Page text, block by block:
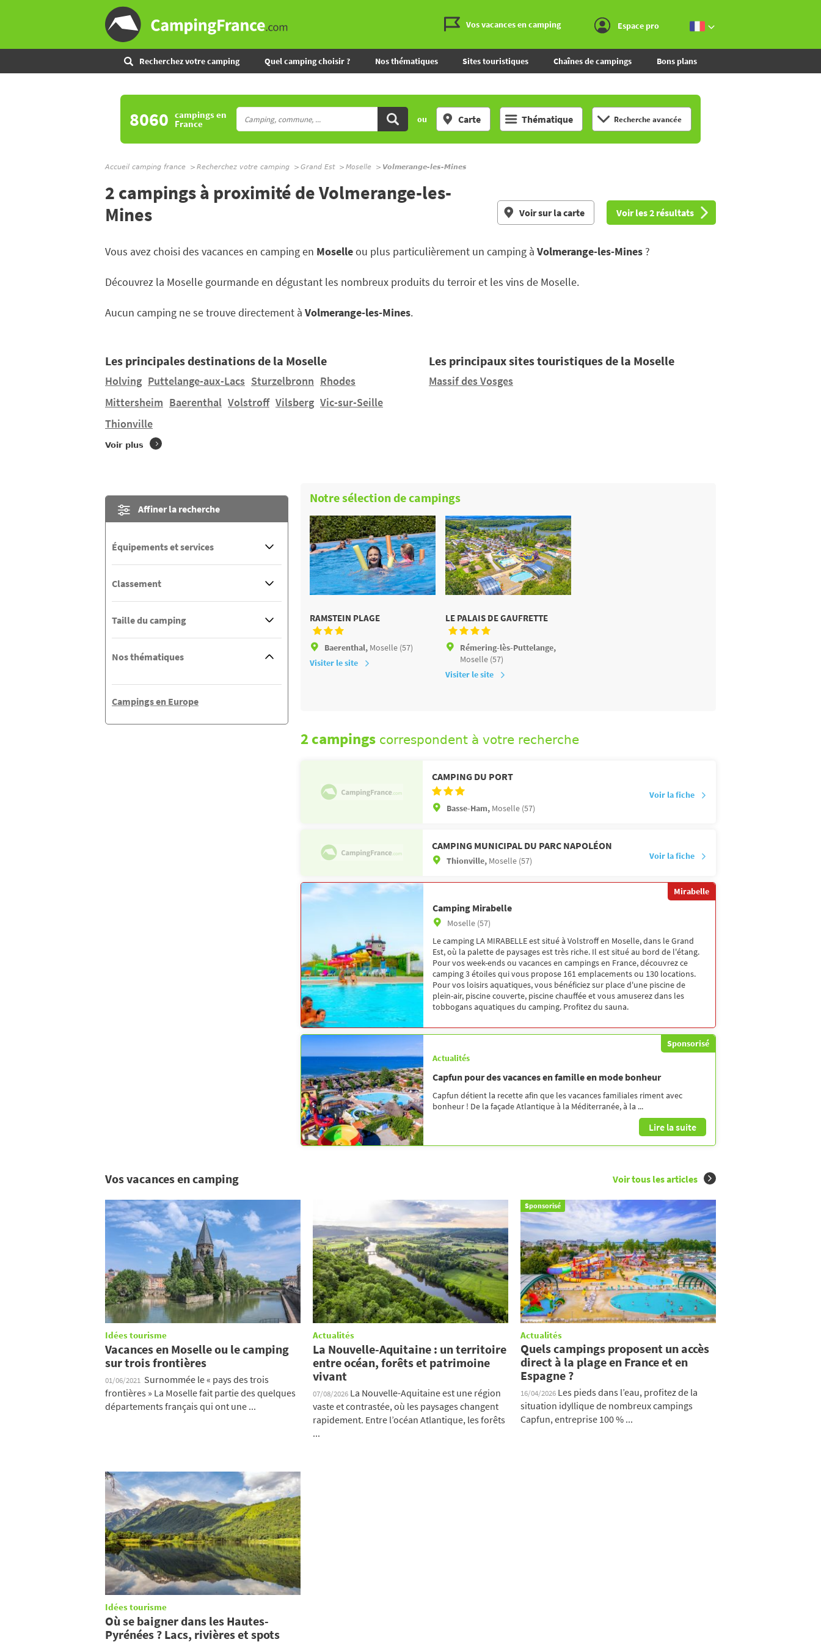
Vos vacances en camping Espace pro
Recherchez votre camping Quel camping choisir ? Nos thématiques Sites touristiques Chaînes de campings Bons plans
8060 campingsen
France ou Carte Thématique Recherche avancée
Accueil camping france Recherchez votre camping Grand Est Moselle Volmerange-les-Mines
2 campings à proximité de Volmerange-les-
Mines
Voir sur la carte Voir les 2 résultats
Vous avez choisi des vacances en camping en Moselleou plus particulièrement un camping à Volmerange-les-Mines ?
Découvrez la Moselle gourmande en dégustant les nombreux produits du terroir et les vins de Moselle.
Aucun camping ne se trouve directement à Volmerange-les-Mines.
Les principales destinations de la Moselle
Holving Puttelange-aux-Lacs Sturzelbronn Rhodes
Mittersheim Baerenthal Volstroff Vilsberg Vic-sur-Seille
Thionville
Voir plus
Les principaux sites touristiques de la Moselle
Massif des Vosges
Affiner la recherche
Équipements et services
Classement
Taille du camping
Nos thématiques
Campings en Europe
Notre sélection de campings
RAMSTEIN PLAGE
Baerenthal, Moselle (57)
Visiter le site
LE PALAIS DE GAUFRETTE
Rémering-lès-Puttelange,
Moselle (57)
Visiter le site
2 campings correspondent à votre recherche
CAMPING DU PORT
Basse-Ham, Moselle (57)
Voir la fiche
CAMPING MUNICIPAL DU PARC NAPOLÉON
Thionville, Moselle (57) Voir la fiche
Mirabelle
Camping Mirabelle
Moselle (57)
Le camping LA MIRABELLE est situé à Volstroff en Moselle, dans le Grand
Est, où la palette de paysages est très riche. Il est situé au bord de l'étang.
Pour vos week-ends ou vacances en campings en France, découvrez ce
camping 3 étoiles qui vous propose 161 emplacements ou 130 locations.
Pour vos loisirs aquatiques, vous bénéficiez sur place d'une piscine de
plein-air, piscine couverte, piscine chauffée et vous amuserez dans les
tobbogans aquatiques du camping. Profitez du sauna.
Sponsorisé
Actualités
Capfun pour des vacances en famille en mode bonheur
Capfun détient la recette afin que les vacances familiales riment avec
bonheur ! De la façade Atlantique à la Méditerranée, à la ...
Lire la suite
Vos vacances en camping Voir tous les articles
Idées tourisme
Vacances en Moselle ou le camping
sur trois frontières
01/06/2021 Surnommée le « pays des trois
frontières » La Moselle fait partie des quelques
départements français qui ont une ...
Actualités
La Nouvelle-Aquitaine : un territoire
entre océan, forêts et patrimoine
vivant
07/08/2026 La Nouvelle-Aquitaine est une région
vaste et contrastée, où les paysages changent
rapidement. Entre l’océan Atlantique, les forêts
...
Sponsorisé
Actualités
Quels campings proposent un accès
direct à la plage en France et en
Espagne ?
16/04/2026 Les pieds dans l’eau, profitez de la
situation idyllique de nombreux campings
Capfun, entreprise 100 % ...
Idées tourisme
Où se baigner dans les Hautes-
Pyrénées ? Lacs, rivières et spots